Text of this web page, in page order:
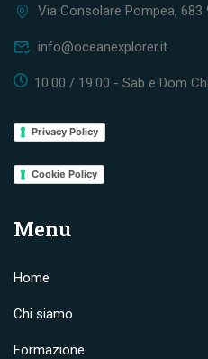
Via Consolare Pompea, 683
info@oceanexplorer.it
10.00 / 19.00 - Sab e Dom
Privacy Policy
Cookie Policy
Menu
Home
Chi siamo
Formazione